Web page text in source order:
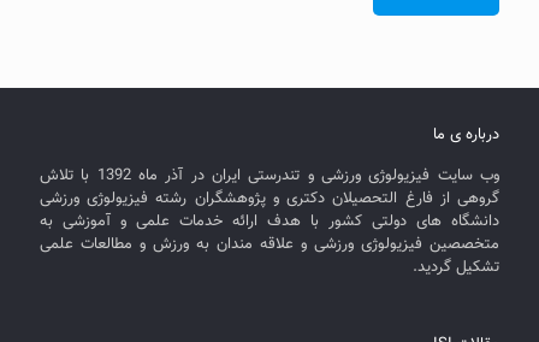
درباره ی ما
وب سایت فیزیولوژی ورزشی و تندرستی ایران در آذر ماه 1392 با تلاش
گروهی از فارغ التحصیلان دکتری و پژوهشگران رشته فیزیولوژی ورزشی
دانشگاه های دولتی کشور با هدف ارائه خدمات علمی و آموزشی به
متخصصین فیزیولوژی ورزشی و علاقه مندان به ورزش و مطالعات علمی
تشکیل گردید.